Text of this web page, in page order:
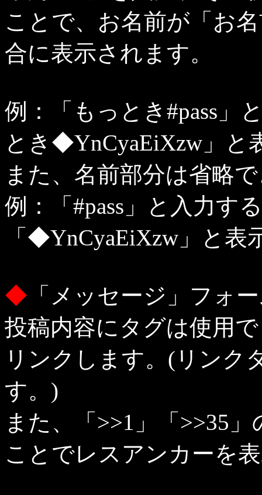
ことで、お名前が「
合に表示されます。
例：「もっとき#pass」
とき◆YnCyaEiXzw」と
また、名前部分は省略
例：「#pass」と入力す
「◆YnCyaEiXzw」と表
◆ 「メッセージ」フォ
投稿内容にタグは使用
リンクします。(リンク
す。)
また、「>>1」「>>35
ことでレスアンカーを